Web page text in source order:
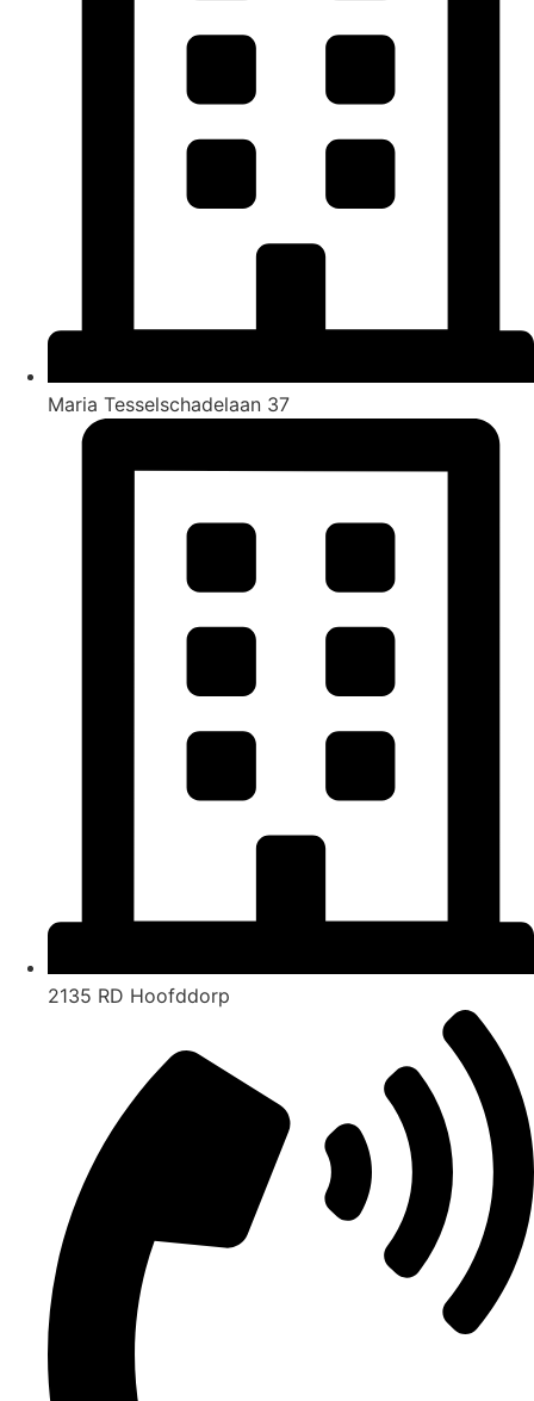
Maria Tesselschadelaan 37
2135 RD Hoofddorp